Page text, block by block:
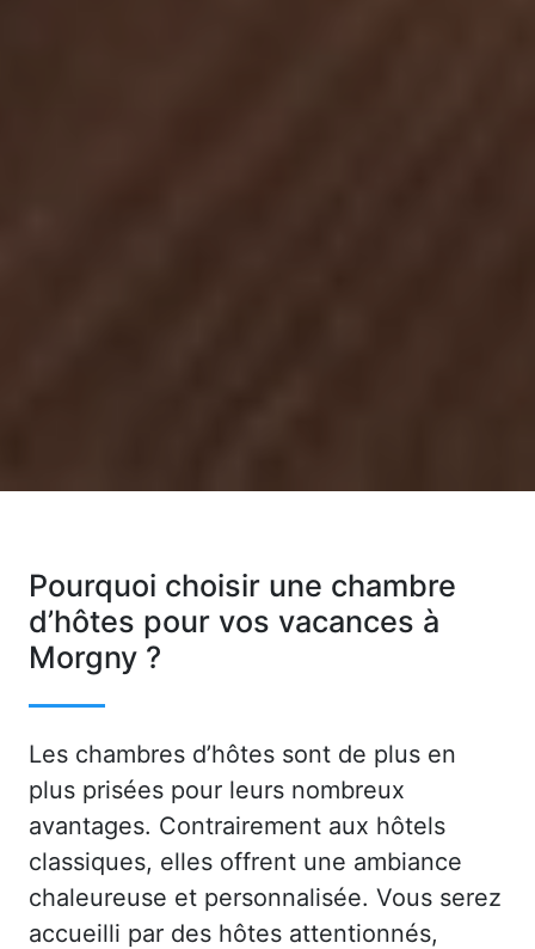
Pourquoi choisir une chambre
d’hôtes pour vos vacances à
Morgny ?
Les chambres d’hôtes sont de plus en
plus prisées pour leurs nombreux
avantages. Contrairement aux hôtels
classiques, elles offrent une ambiance
chaleureuse et personnalisée. Vous serez
accueilli par des hôtes attentionnés,